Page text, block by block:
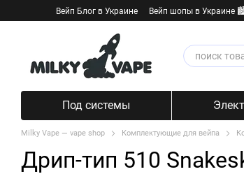
Перейти к основному контенту
Вейп Блог в Украине Вейп шопы в Украине
Под системы
Milky Vape — vape shop Комплектующие для вейпа
Дрип-тип 510